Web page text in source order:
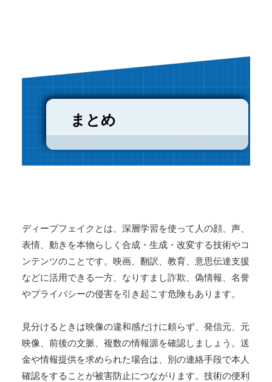
まとめ
ディープフェイクとは、深層学習を使って人の顔、声、
表情、動きを本物らしく合成・生成・改変する技術やコ
ンテンツのことです。映画、翻訳、教育、意思伝達支援
などに活用できる一方、なりすまし詐欺、偽情報、名誉
やプライバシーの侵害を引き起こす危険もあります。
見分けるときは映像の違和感だけに頼らず、発信元、元
映像、前後の文脈、複数の情報源を確認しましょう。送
金や情報提供を求められた場合は、別の連絡手段で本人
確認をすることが被害防止につながります。技術の便利